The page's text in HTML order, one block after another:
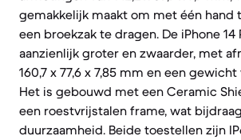
gemakkelijk maakt om met één hand
een broekzak te dragen. De iPhone 14
aanzienlijk groter en zwaarder, met
160,7 x 77,6 x 7,85 mm en een
Het is gebouwd met een Ceramic
een roestvrijstalen frame, wat
duurzaamheid. Beide toestellen zijn